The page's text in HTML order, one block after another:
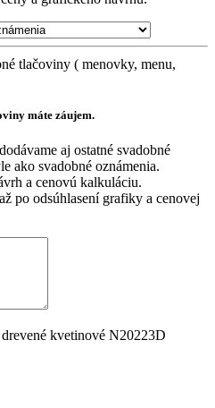
tlačoviny ( menovky, menu,
máte záujem.
aj ostatné svadobné
ako svadobné oznámenia.
a cenovú kalkuláciu.
po odsúhlasení grafiky a cenovej
kvetinové N20223D